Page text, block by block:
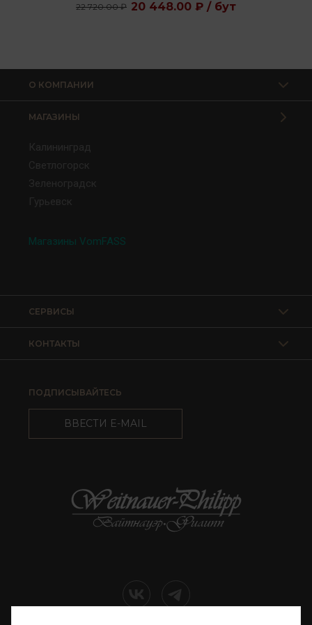
22 720.00 ₽ 20 448.00 ₽ / бут
О КОМПАНИИ
МАГАЗИНЫ
Калининград
Светлогорск
Зеленоградск
Гурьевск
Магазины VomFASS
КОНТАКТЫ
СЕРВИСЫ
ПОДПИСЫВАЙТЕСЬ
ВВЕСТИ E-MAIL